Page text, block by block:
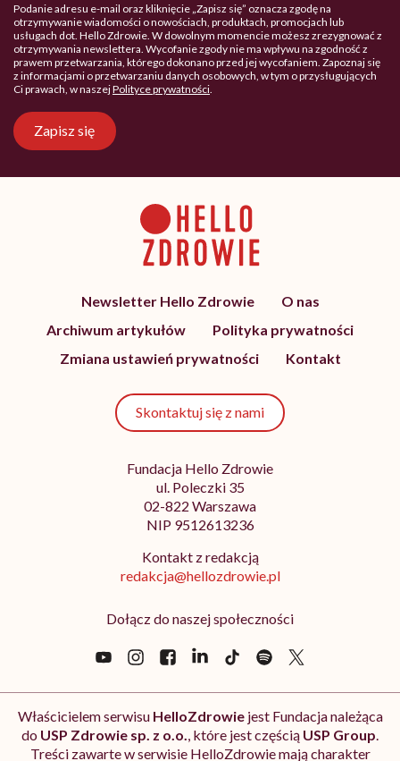
Podanie adresu e-mail oraz kliknięcie „Zapisz się” oznacza zgodę na
otrzymywanie wiadomości o nowościach, produktach, promocjach lub
usługach dot. Hello Zdrowie. W dowolnym momencie możesz zrezygnować z
otrzymywania newslettera. Wycofanie zgody nie ma wpływu na zgodność z
prawem przetwarzania, którego dokonano przed jej wycofaniem. Zapoznaj się
z informacjami o przetwarzaniu danych osobowych, w tym o przysługujących
Ci prawach, w naszejPolityce prywatności
Zapisz się
Newsletter Hello Zdrowie
O nas
Archiwum artykułów
Polityka prywatności
Zmiana ustawień prywatności
Kontakt
Skontaktuj się z nami
Fundacja Hello Zdrowie
ul. Poleczki 35
02-822 Warszawa
NIP 9512613236
Kontakt z redakcją
redakcja@hellozdrowie.pl
Dołącz do naszej społeczności
Właścicielem serwisu HelloZdrowiejest Fundacja należąca
do USP Zdrowie sp. z o.o. , które jest częścią USP Group
Treści zawarte w serwisie HelloZdrowie mają charakter